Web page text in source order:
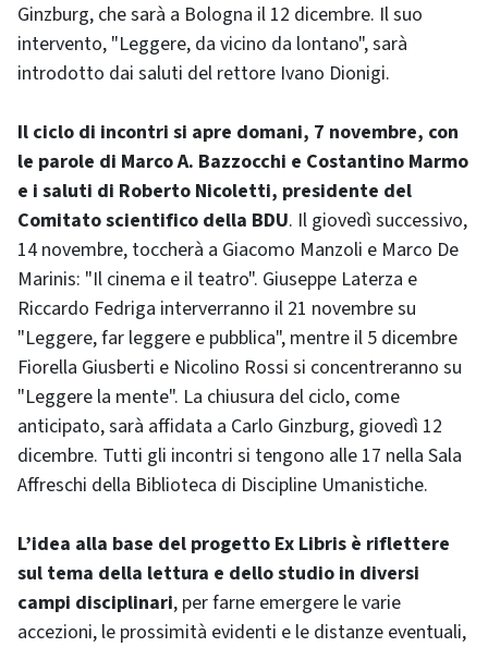
Ginzburg, che sarà a Bologna il 12 dicembre. Il suo
intervento, "Leggere, da vicino da lontano", sarà
introdotto dai saluti del rettore Ivano Dionigi.
Il ciclo di incontri si apre domani, 7 novembre, con
le parole di Marco A. Bazzocchi e Costantino Marmo
e i saluti di Roberto Nicoletti, presidente del
Comitato scientifico della BDU. Il giovedì successivo,
14 novembre, toccherà a Giacomo Manzoli e Marco De
Marinis: "Il cinema e il teatro". Giuseppe Laterza e
Riccardo Fedriga interverranno il 21 novembre su
"Leggere, far leggere e pubblica", mentre il 5 dicembre
Fiorella Giusberti e Nicolino Rossi si concentreranno su
"Leggere la mente". La chiusura del ciclo, come
anticipato, sarà affidata a Carlo Ginzburg, giovedì 12
dicembre. Tutti gli incontri si tengono alle 17 nella Sala
Affreschi della Biblioteca di Discipline Umanistiche.
L’idea alla base del progetto Ex Libris è riflettere
sul tema della lettura e dello studio in diversi
campi disciplinari, per farne emergere le varie
accezioni, le prossimità evidenti e le distanze eventuali,